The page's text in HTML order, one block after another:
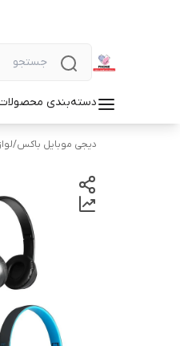
دسته‌بندی
دیجی موبایل باکس/